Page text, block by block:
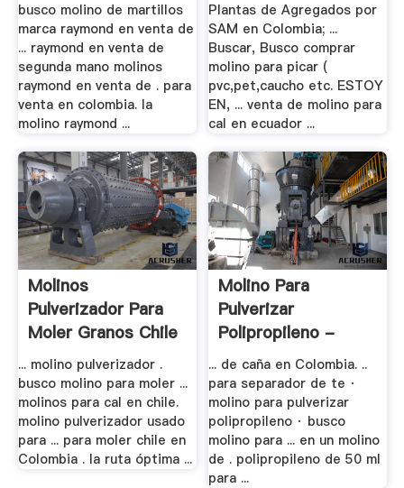
busco molino de martillos
marca raymond en venta de
... raymond en venta de
segunda mano molinos
raymond en venta de . para
venta en colombia. la
molino raymond ...
Plantas de Agregados por
SAM en Colombia; ...
Buscar, Busco comprar
molino para picar (
pvc,pet,caucho etc. ESTOY
EN, ... venta de molino para
cal en ecuador ...
Molinos
Pulverizador Para
Moler Granos Chile
Etc ...
... molino pulverizador .
busco molino para moler ...
molinos para cal en chile.
molino pulverizador usado
para ... para moler chile en
Colombia . la ruta óptima ...
Molino Para
Pulverizar
Polipropileno -
Water .
... de caña en Colombia. ..
para separador de te ·
molino para pulverizar
polipropileno · busco
molino para ... en un molino
de . polipropileno de 50 ml
para ...